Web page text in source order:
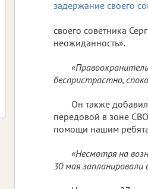
своего советника
неожиданность».
беспристрастно,
Он также
передовой в зоне
помощи нашим
«Несмотря на
30 мая запланировали